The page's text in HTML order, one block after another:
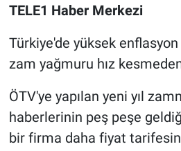
TELE1 Haber Merkezi
Türkiye'de yüksek
zam yağmuru hız
ÖTV'ye yapılan yeni yıl
haberlerinin peş peşe
bir firma daha fiyat
Günün görüntüsü
Haber
İlan